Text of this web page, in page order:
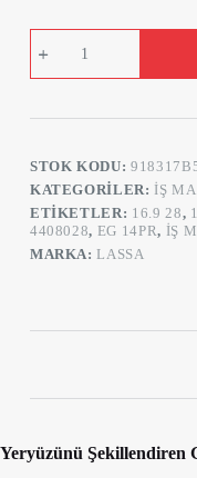
440/80-
28
TL
İş
Makinesi
Lastiği
(Üretim
Tarihi
STOK KODU:
KATEGORILER: İŞ
ETIKETLER: 16.9 28,
4408028, EG 14PR, IŞ
MARKA:LASSA
Yeryüzünü Şekillendiren